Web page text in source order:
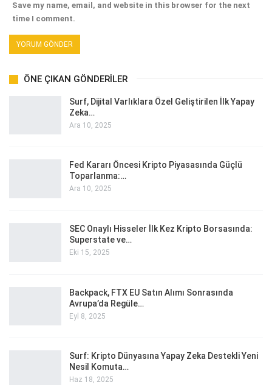
Save my name, email, and website in this browser for the next
time I comment.
ÖNE ÇIKAN GÖNDERILER
Surf, Dijital Varlıklara Özel Geliştirilen İlk Yapay
Zeka…
Ara 10, 2025
Fed Kararı Öncesi Kripto Piyasasında Güçlü
Toparlanma:…
Ara 10, 2025
SEC Onaylı Hisseler İlk Kez Kripto Borsasında:
Superstate ve…
Eki 15, 2025
Backpack, FTX EU Satın Alımı Sonrasında
Avrupa’da Regüle…
Eyl 8, 2025
Surf: Kripto Dünyasına Yapay Zeka Destekli Yeni
Nesil Komuta…
Haz 18, 2025